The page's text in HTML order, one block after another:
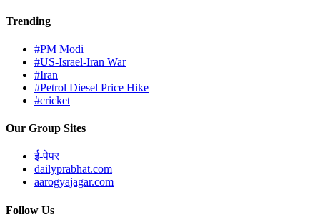
Trending
#PM Modi
#US-Israel-Iran War
#Iran
#Petrol Diesel Price Hike
#cricket
Our Group Sites
ई-पेपर
dailyprabhat.com
aarogyajagar.com
Follow Us